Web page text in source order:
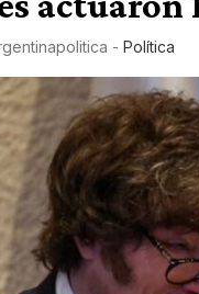
- Política